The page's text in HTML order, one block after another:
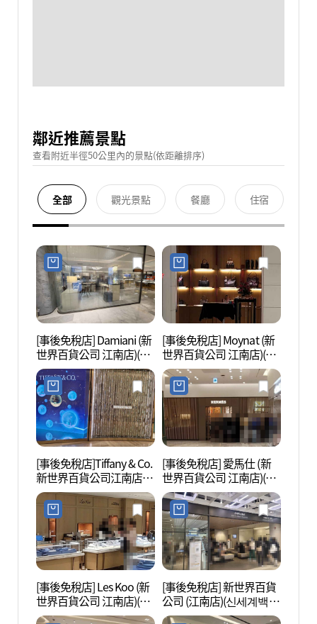
鄰近推薦景點
查看附近半徑50公里內的景點(依距離排序)
全部 觀光景點 餐廳 住宿
[事後免稅店] Damiani (新
世界百貨公司 江南店)(다
미아니 신세계백화점 강
남점)
[事後免稅店] Moynat (新
世界百貨公司 江南店)(모
이나 신세계백화점 강남
점)
[事後免稅店]Tiffany & Co.
新世界百貨公司江南店
(티파니앤코 신세계백화
점 강남점)
[事後免稅店] 愛馬仕 (新
世界百貨公司 江南店)(에
르메스 신세계백화점 강
남점)
[事後免稅店] Les Koo (新
世界百貨公司 江南店)(레
쿠 신세계백화점 강남점)
[事後免稅店] 新世界百貨
公司 (江南店)(신세계백화
점 강남점)